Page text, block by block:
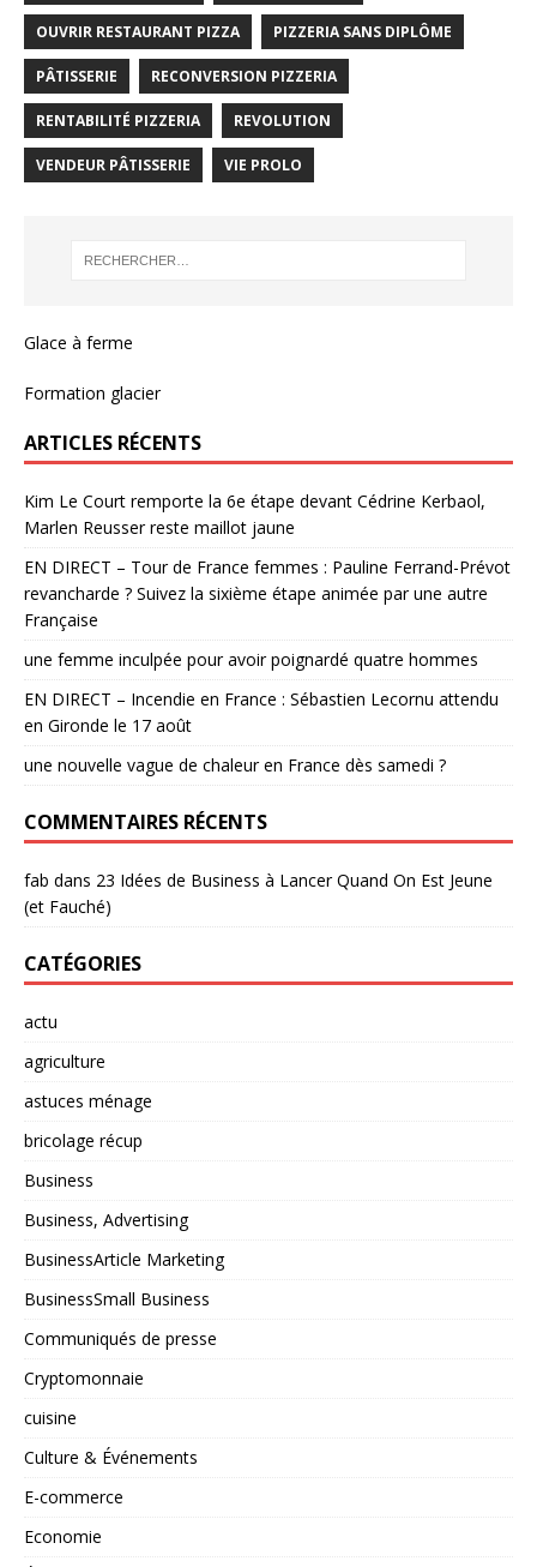
OUVRIR RESTAURANT PIZZA PIZZERIA SANS DIPLÔME
PÂTISSERIE RECONVERSION PIZZERIA
RENTABILITÉ PIZZERIA REVOLUTION
VENDEUR PÂTISSERIE VIE PROLO
Glace à ferme
Formation glacier
ARTICLES RÉCENTS
Kim Le Court remporte la 6e étape devant Cédrine Kerbaol,
Marlen Reusser reste maillot jaune
EN DIRECT – Tour de France femmes : Pauline Ferrand-Prévot
revancharde ? Suivez la sixième étape animée par une autre
Française
une femme inculpée pour avoir poignardé quatre hommes
EN DIRECT – Incendie en France : Sébastien Lecornu attendu
en Gironde le 17 août
une nouvelle vague de chaleur en France dès samedi ?
COMMENTAIRES RÉCENTS
fab dans 23 Idées de Business à Lancer Quand On Est Jeune
(et Fauché)
CATÉGORIES
actu
agriculture
astuces ménage
bricolage récup
Business
Business, Advertising
BusinessArticle Marketing
BusinessSmall Business
Communiqués de presse
Cryptomonnaie
cuisine
Culture & Événements
E-commerce
Economie